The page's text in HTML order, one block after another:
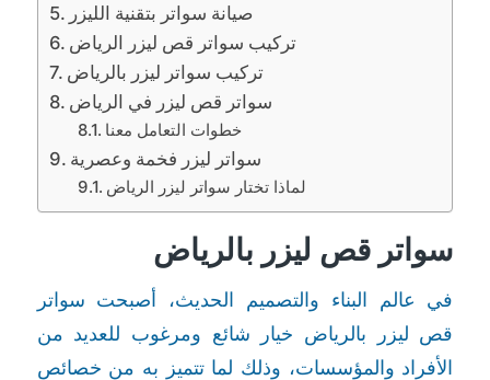
صيانة سواتر بتقنية الليزر
تركيب سواتر قص ليزر الرياض
تركيب سواتر ليزر بالرياض
سواتر قص ليزر في الرياض
خطوات التعامل معنا
سواتر ليزر فخمة وعصرية
لماذا تختار سواتر ليزر الرياض
سواتر قص ليزر بالرياض
في عالم البناء والتصميم الحديث، أصبحت سواتر
قص ليزر بالرياض خيار شائع ومرغوب للعديد من
الأفراد والمؤسسات، وذلك لما تتميز به من خصائص